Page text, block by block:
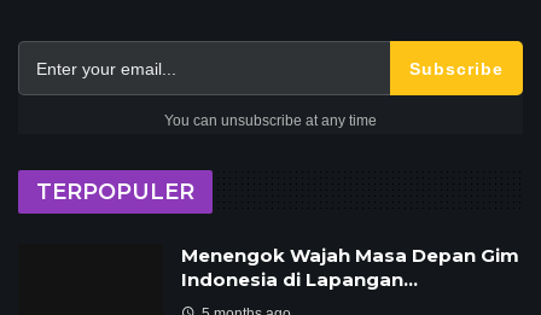
Subscribe
You can unsubscribe at any time
TERPOPULER
Menengok Wajah Masa Depan Gim
Indonesia di Lapangan…